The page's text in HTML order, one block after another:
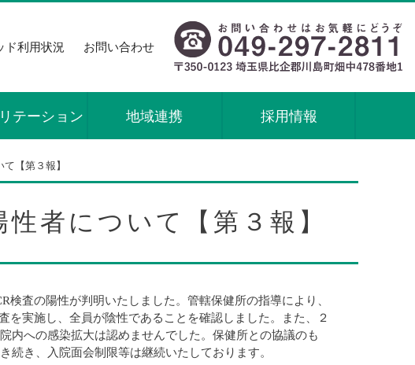
ド利用状況 お問い合わせ
テーション 地域連携 採用情報
【第３報】
者について【第３報】
検査の陽性が判明いたしました。管轄保健所の指導により、
を実施し、全員が陰性であることを確認しました。また、２
内への感染拡大は認めませんでした。保健所との協議のも
続き、入院面会制限等は継続いたしております。